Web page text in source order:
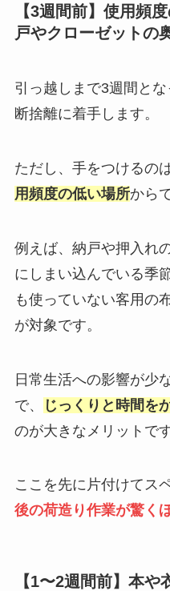
【3週間前】使用頻
戸やクローゼットの
引っ越しまで3週間と
断捨離に着手します。
ただし、手をつけるの
用頻度の低い場所から
例えば、納戸や押入れ
にしまい込んでいる季
も使っていない客用の
が対象です。
日常生活への影響が少
で、
じっくりと時間を
のが大きなメリットです
ここを先に片付けてス
後の荷造り作業が驚く
【1〜2週間前】本